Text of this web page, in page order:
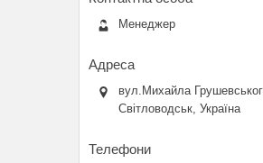
Менеджер
вул.Михайла
Світловодськ, Україна